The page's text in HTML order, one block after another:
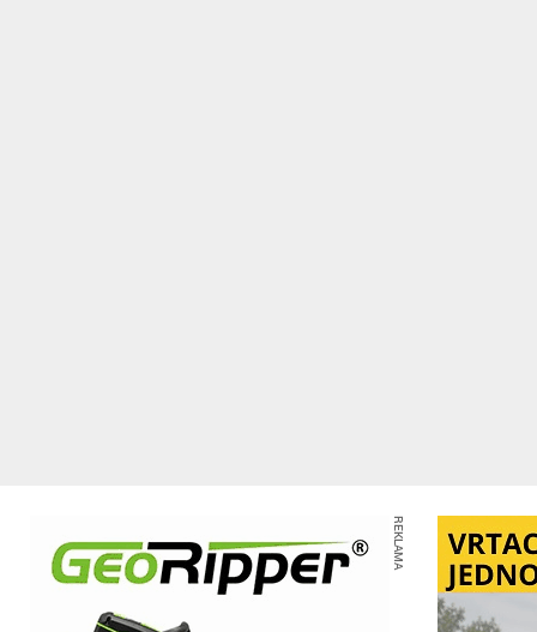
REKLAMA